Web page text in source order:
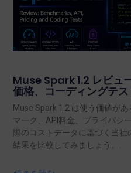
Muse Spark 1.2 レビュ
価格、コーディングテス
Muse Spark 1.2 は使う価値が
マーク、API料金、プライバシ
際のコストデータに基づく当
結果を比較してみましょう。.